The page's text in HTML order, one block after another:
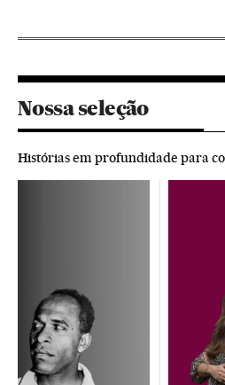
Nossa seleção
Histórias em profundidade para